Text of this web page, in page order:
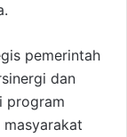
pemerintah
dan
program
masyarakat